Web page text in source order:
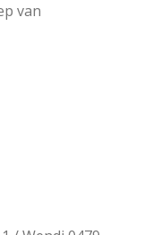
van